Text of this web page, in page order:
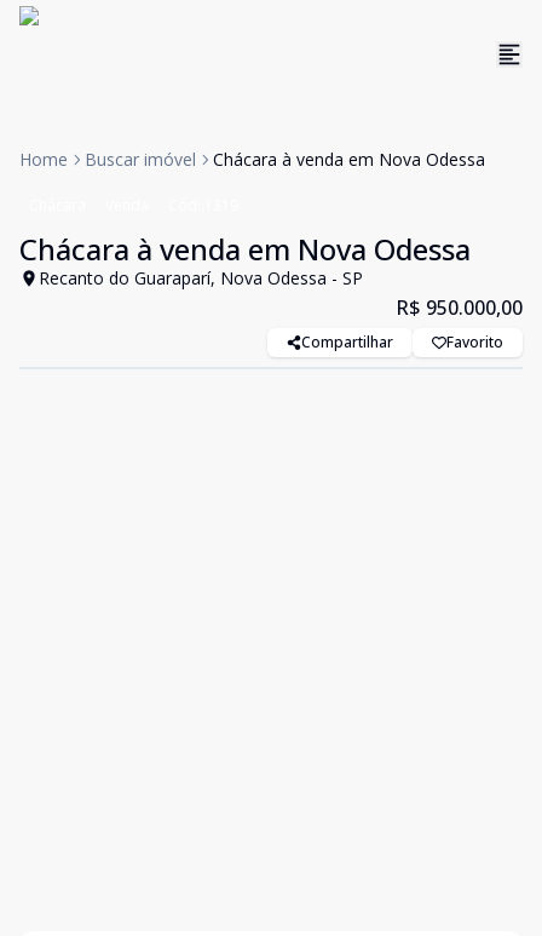
Home Buscar imóvel Chácara à venda em Nova Odessa
Chácara à venda em Nova Odessa
Recanto do Guaraparí, Nova Odessa - SP
R$ 950.000,00
Compartilhar Favorito